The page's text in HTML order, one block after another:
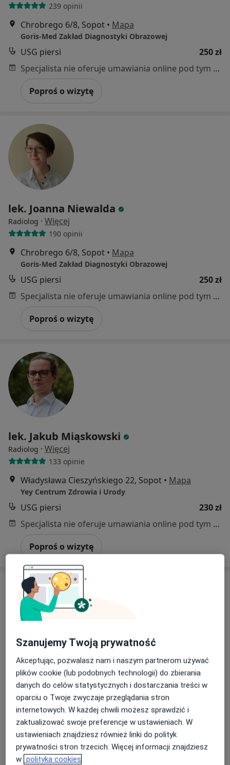
239 opinii
Chrobrego 6/8, Sopot • Mapa
Goris-Med Zakład Diagnostyki Obrazowej
USG piersi
250 zł
Specjalista nie oferuje umawiania online pod tym adresem.
Poproś o wizytę
lek. Joanna Niewalda
Radiolog · Więcej
190 opinii
Chrobrego 6/8, Sopot • Mapa
Goris-Med Zakład Diagnostyki Obrazowej
USG piersi
250 zł
Specjalista nie oferuje umawiania online pod tym adresem.
Poproś o wizytę
lek. Jakub Miąskowski
Radiolog · Więcej
133 opinie
Władysława Cieszyńskiego 22, Sopot • Mapa
Yey Centrum Zdrowia i Urody
USG piersi
230 zł
Specjalista nie oferuje umawiania online pod tym adresem.
Poproś o wizytę
Goris-Med Zakład Diagnostyki Obrazowej
Radiologia, Ultrasonografia, Chirurgia onkologiczna ·Więcej
119 opinii
Chrobrego 6/8, Sopot •Mapa
Konsultacja radiologiczna
Szanujemy Twoją prywatność
Akceptując, pozwalasz nam i naszym partnerom używać
plików cookie (lub podobnych technologii) do zbierania
danych do celów statystycznych i dostarczania treści w
oparciu o Twoje zwyczaje przeglądania stron
internetowych. W każdej chwili możesz sprawdzić i
zaktualizować swoje preferencje w ustawieniach. W
ustawieniach znajdziesz również linki do polityk
prywatności stron trzecich. Więcej informacji znajdziesz
w polityka cookies